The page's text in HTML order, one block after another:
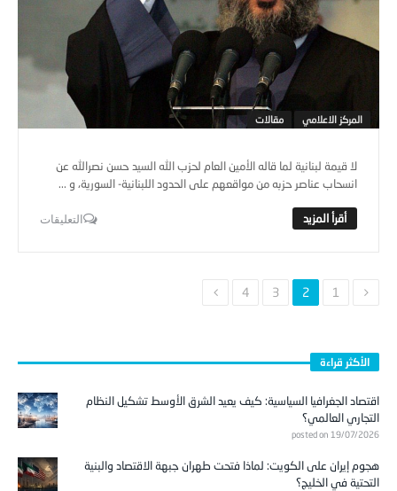
المركز الاعلامي مقالات
لا قيمة لبنانية لما قاله الأمين العام لحزب الله السيد حسن نصرالله عن
انسحاب عناصر حزبه من مواقعهم على الحدود اللبنانية- السورية، و ...
التعليقات
1
2
3
4
الأكثر قراءة
اقتصاد الجغرافيا السياسية: كيف يعيد الشرق الأوسط تشكيل النظام
التجاري العالمي؟
posted on 19/07/2026
هجوم إيران على الكويت: لماذا فتحت طهران جبهة الاقتصاد والبنية
التحتية في الخليج؟